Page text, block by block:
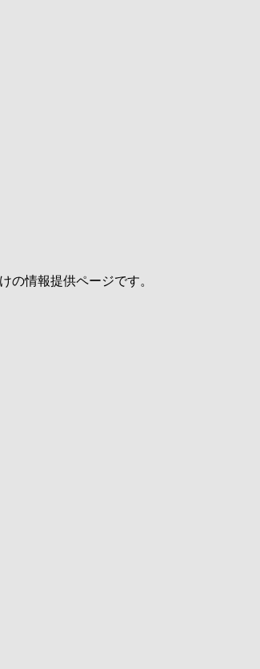
の情報提供ページです。